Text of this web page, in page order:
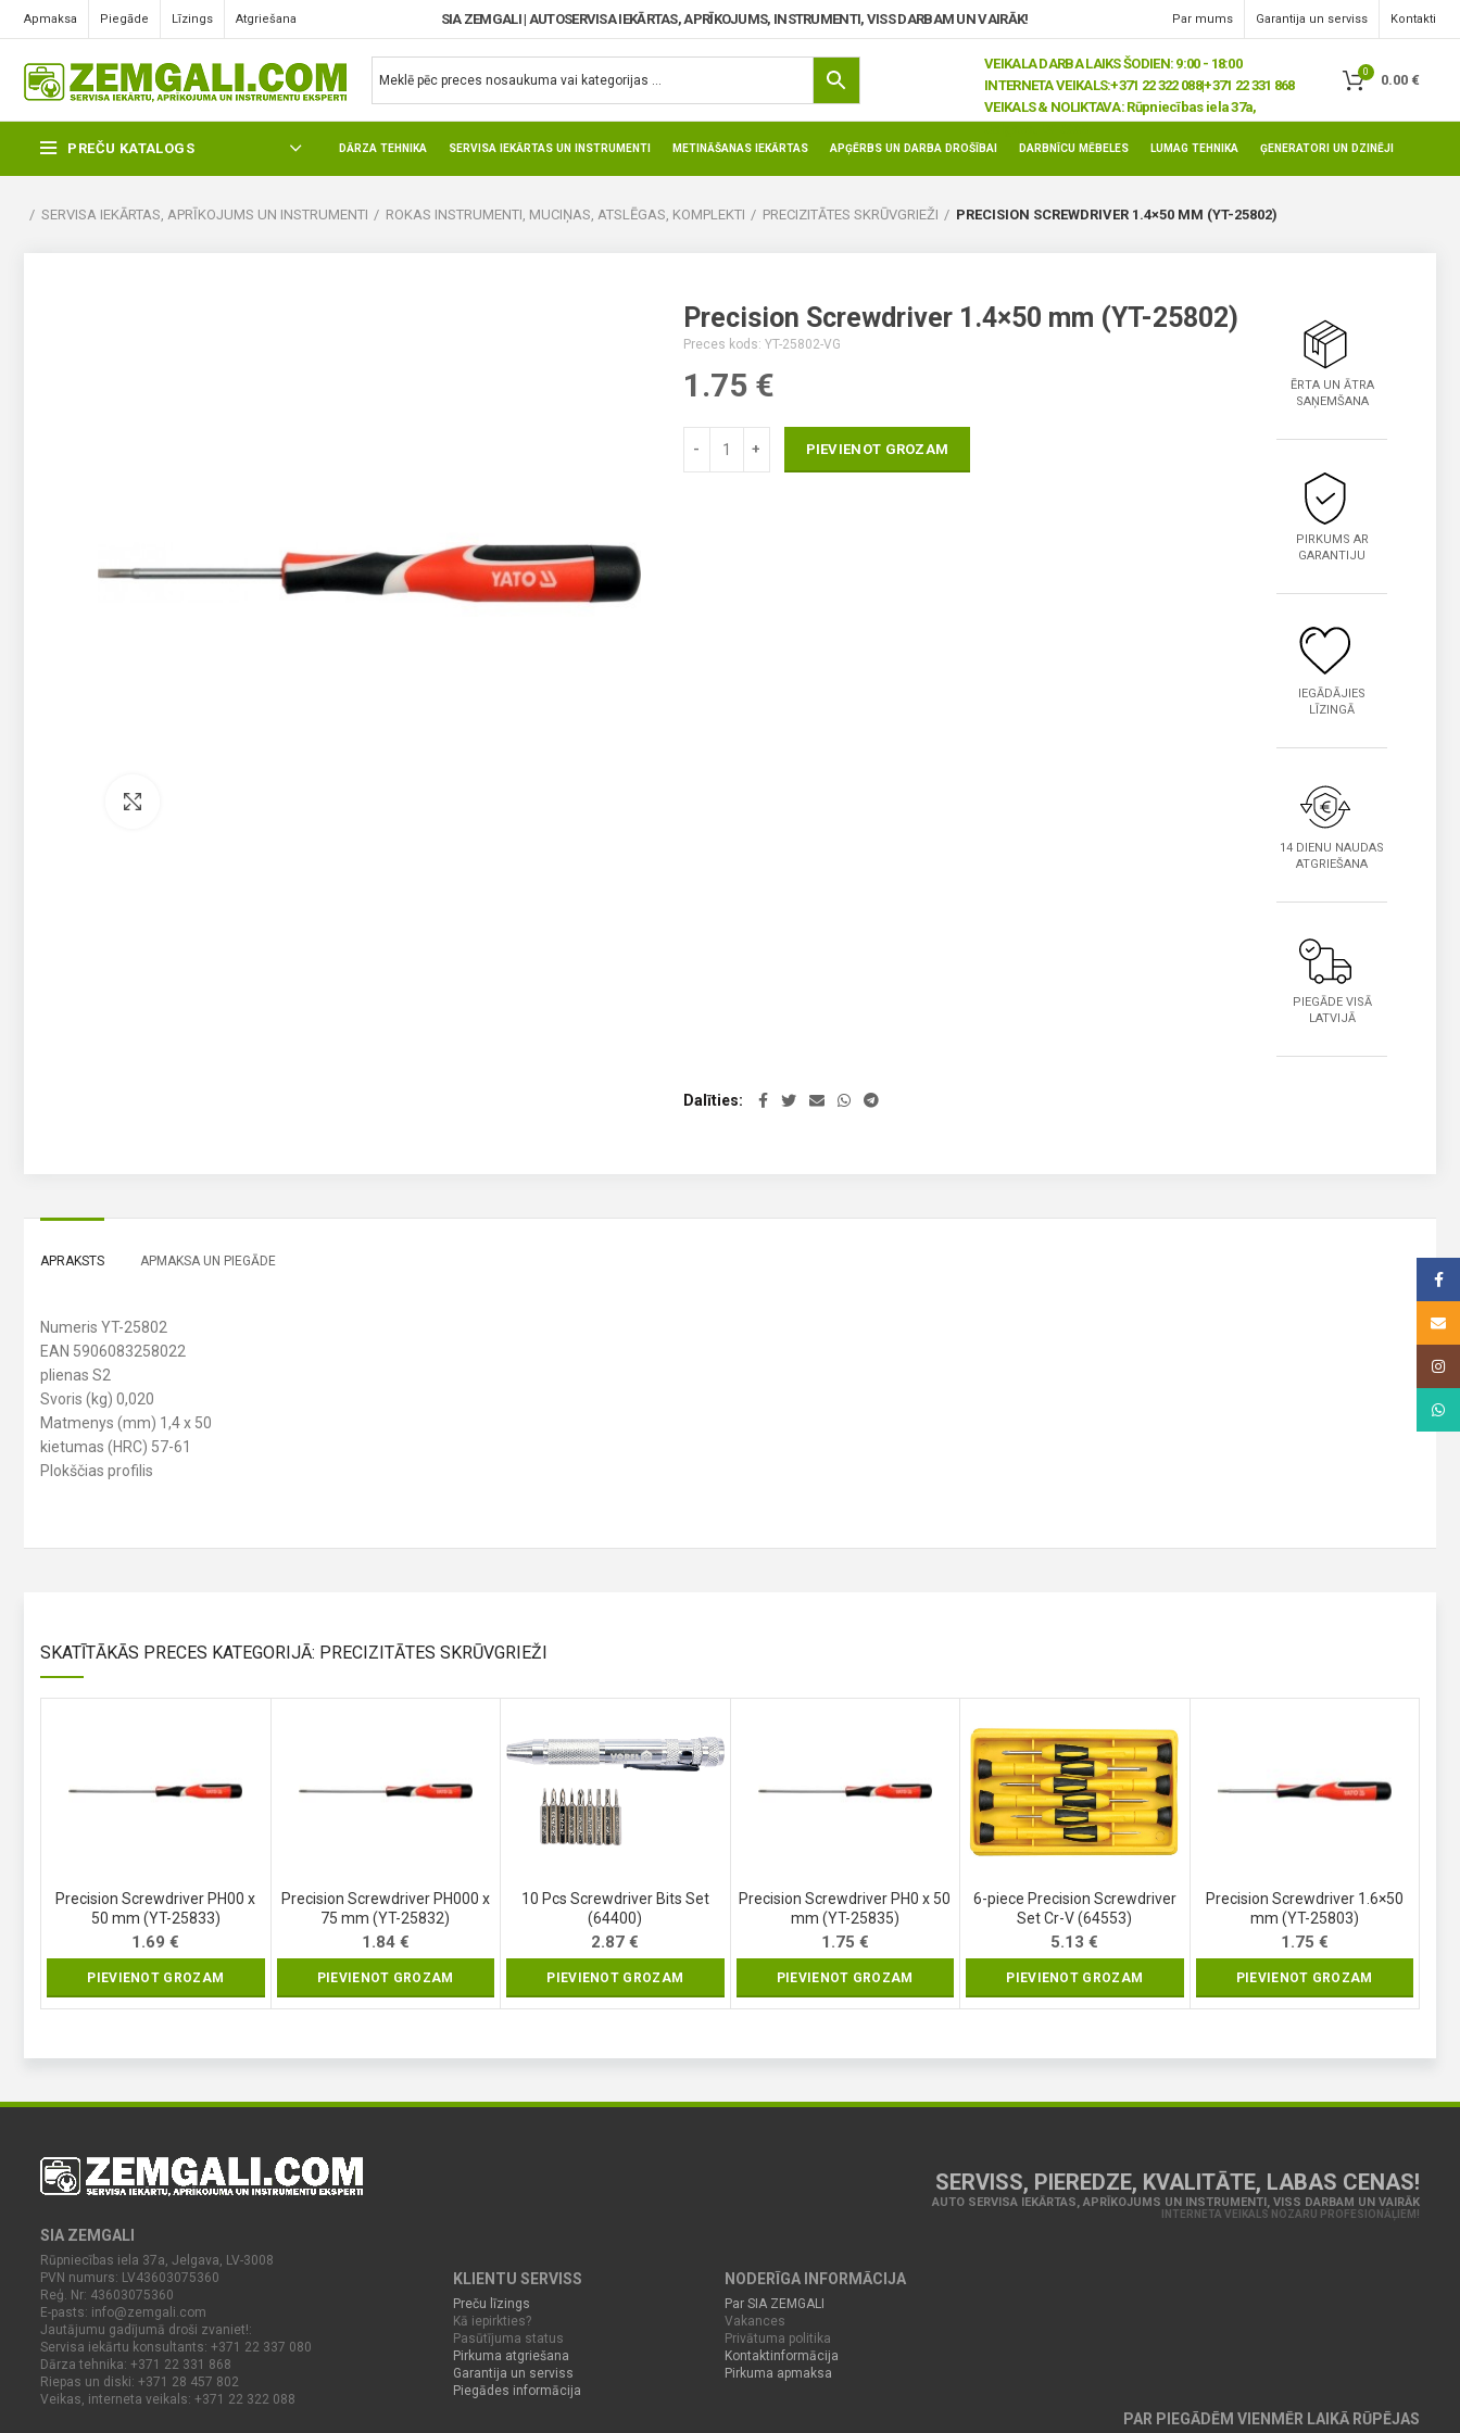
Apmaksa Piegāde Līzings Atgriešana SIA ZEMGALI | AUTOSERVISA IEKĀRTAS, APRĪKOJUMS, INSTRUMENTI, VISS DARBAM UN VAIRĀK! Par mums Garantija un serviss Kontakti
VEIKALA DARBA LAIKS ŠODIEN: 9:00 - 18:00
INTERNETA VEIKALS:+371 22 322 088|+371 22 331 868
VEIKALS & NOLIKTAVA: Rūpniecības iela 37a,
0
0.00 €
PREČU KATALOGS DĀRZA TEHNIKA SERVISA IEKĀRTAS UN INSTRUMENTI METINĀŠANAS IEKĀRTAS APĢĒRBS UN DARBA DROŠĪBAI DARBNĪCU MĒBELES LUMAG TEHNIKA ĢENERATORI UN DZINĒJI
SERVISA IEKĀRTAS, APRĪKOJUMS UN INSTRUMENTI ROKAS INSTRUMENTI, MUCIŅAS, ATSLĒGAS, KOMPLEKTI PRECIZITĀTES SKRŪVGRIEŽI PRECISION SCREWDRIVER 1.4×50 MM (YT-25802)
Precision Screwdriver 1.4×50 mm (YT-25802)
Preces kods: YT-25802-VG
1.75 €
PIEVIENOT GROZAM
Dalīties
ĒRTA UN ĀTRA
SAŅEMŠANA
PIRKUMS AR
GARANTIJU
IEGĀDĀJIES
LĪZINGĀ
14 DIENU NAUDAS
ATGRIEŠANA
PIEGĀDE VISĀ
LATVIJĀ
APRAKSTS APMAKSA UN PIEGĀDE
Numeris YT-25802
EAN 5906083258022
plienas S2
Svoris (kg) 0,020
Matmenys (mm) 1,4 x 50
kietumas (HRC) 57-61
Plokščias profilis
SKATĪTĀKĀS PRECES KATEGORIJĀ: PRECIZITĀTES SKRŪVGRIEŽI
Precision Screwdriver PH00 x
50 mm (YT-25833)
1.69€
PIEVIENOT GROZAM
Precision Screwdriver PH000 x
75 mm (YT-25832)
1.84 €
PIEVIENOT GROZAM
10 Pcs Screwdriver Bits Set
(64400)
2.87€
PIEVIENOT GROZAM
Precision Screwdriver PH0 x 50
mm (YT-25835)
1.75 €
PIEVIENOT GROZAM
6-piece Precision Screwdriver
Set Cr-V (64553)
5.13€
PIEVIENOT GROZAM
Precision Screwdriver 1.6×50
mm (YT-25803)
1.75 €
PIEVIENOT GROZAM
SIA ZEMGALI
Rūpniecības iela 37a, Jelgava, LV-3008
PVN numurs: LV43603075360
Reģ. Nr: 43603075360
E-pasts: info@zemgali.com
Jautājumu gadījumā droši zvaniet!:
Servisa iekārtu konsultants: +371 22 337 080
Dārza tehnika: +371 22 331 868
Riepas un diski: +371 28 457 802
Veikas, interneta veikals: +371 22 322 088
SERVISS, PIEREDZE, KVALITĀTE, LABAS CENAS!
AUTO SERVISA IEKĀRTAS, APRĪKOJUMS UN INSTRUMENTI, VISS DARBAM UN VAIRĀK
INTERNETA VEIKALS NOZARU PROFESIONĀĻIEM!
KLIENTU SERVISS
Preču līzings
Kā iepirkties?
Pasūtījuma status
Pirkuma atgriešana
Garantija un serviss
Piegādes informācija
NODERĪGA INFORMĀCIJA
Par SIA ZEMGALI
Vakances
Privātuma politika
Kontaktinformācija
Pirkuma apmaksa
PAR PIEGĀDĒM VIENMĒR LAIKĀ RŪPĒJAS
Email